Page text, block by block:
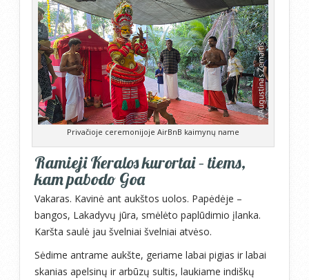
Privačioje ceremonijoje AirBnB kaimynų name
Ramieji Keralos kurortai – tiems,
kam pabodo Goa
Vakaras. Kavinė ant aukštos uolos. Papėdėje –
bangos, Lakadyvų jūra, smėlėto paplūdimio įlanka.
Karšta saulė jau švelniai švelniai atvėso.
Sėdime antrame aukšte, geriame labai pigias ir labai
skanias apelsinų ir arbūzų sultis, laukiame indiškų